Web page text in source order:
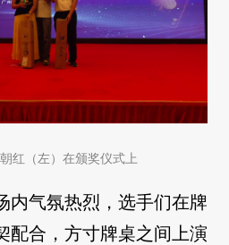
红（左）在颁奖仪式上
内气氛热烈，选手们在牌
配合，方寸牌桌之间上演